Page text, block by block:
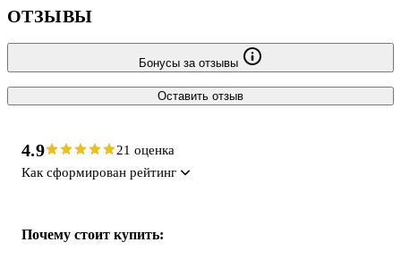
ОТЗЫВЫ
Бонусы за отзывы
Оставить отзыв
4.9
21 оценка
Как сформирован рейтинг
Почему стоит купить: